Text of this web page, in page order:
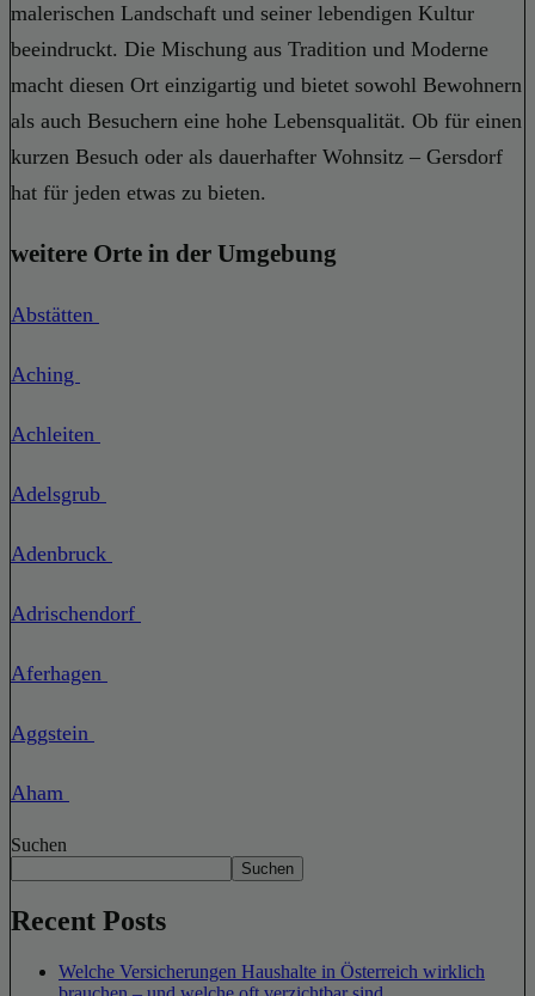
malerischen Landschaft und seiner lebendigen Kultur
beeindruckt. Die Mischung aus Tradition und Moderne
macht diesen Ort einzigartig und bietet sowohl Bewohnern
als auch Besuchern eine hohe Lebensqualität. Ob für einen
kurzen Besuch oder als dauerhafter Wohnsitz – Gersdorf
hat für jeden etwas zu bieten.
weitere Orte in der Umgebung
Abstätten
Aching
Achleiten
Adelsgrub
Adenbruck
Adrischendorf
Aferhagen
Aggstein
Aham
Suchen
Suchen
Recent Posts
Welche Versicherungen Haushalte in Österreich wirklich